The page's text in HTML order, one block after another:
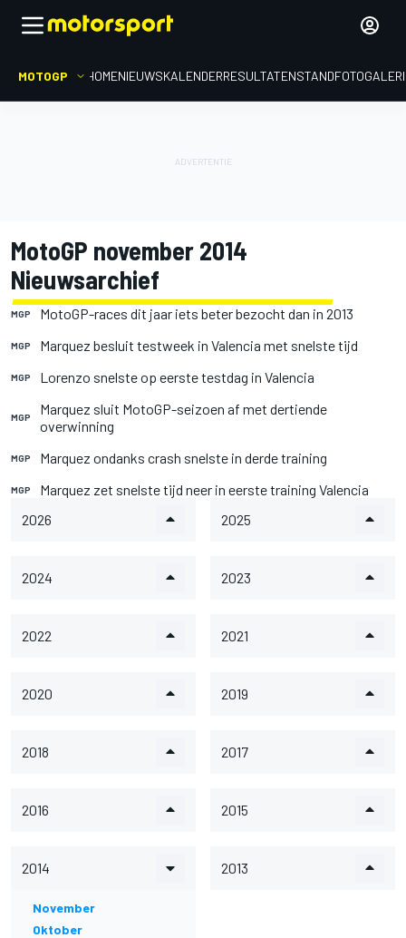
MOTOGP HOMENIEUWSKALENDERRESULTATENSTAND
MotoGP november 2014
Nieuwsarchief
MGP MotoGP-races dit jaar iets beter bezocht dan in 2013
MGP Marquez besluit testweek in Valencia met snelste tijd
MGP Lorenzo snelste op eerste testdag in Valencia
MGP
Marquez sluit MotoGP-seizoen af met dertiende
overwinning
MGP Marquez ondanks crash snelste in derde training
MGP
Marquez zet snelste tijd neer in eerste training Valencia
2026
2025
2024 2023
2022 2021
2020 2019
2018 2017
2016 2015
2014
November
Oktober
2013